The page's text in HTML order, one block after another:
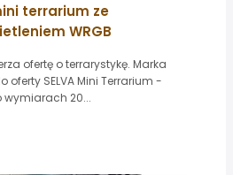
terrarium ze
WRGB
ofertę o terrarystykę. Marka
oferty SELVA Mini Terrarium -
wymiarach 20...